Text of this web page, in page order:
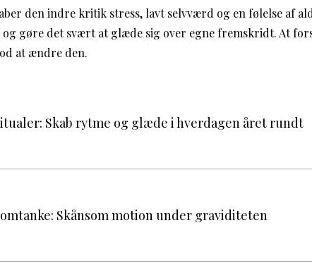
den indre kritik stress, lavt selvværd og en følelse af
gøre det svært at glæde sig over egne fremskridt. At
at ændre den.
Skab rytme og glæde i hverdagen året rundt
Skånsom motion under graviditeten